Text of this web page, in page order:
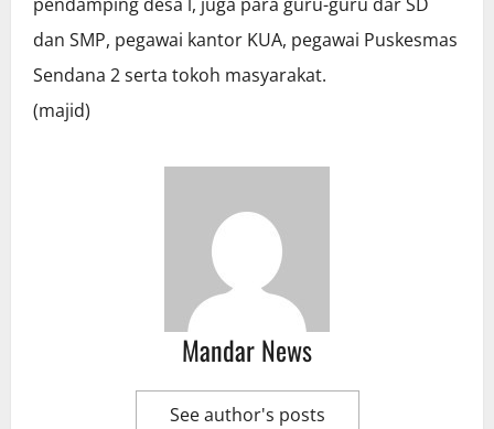
dan SMP, pegawai kantor KUA, pegawai Puskesmas
Sendana 2 serta tokoh masyarakat.
(majid)
Mandar News
See author's posts